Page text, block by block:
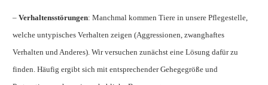
–Verhaltensstörungen: Manchmal kommen Tiere in unsere Pflegestelle,
welche untypisches Verhalten zeigen (Aggressionen, zwanghaftes
Verhalten und Anderes). Wir versuchen zunächst eine Lösung dafür zu
finden. Häufig ergibt sich mit entsprechender Gehegegröße und